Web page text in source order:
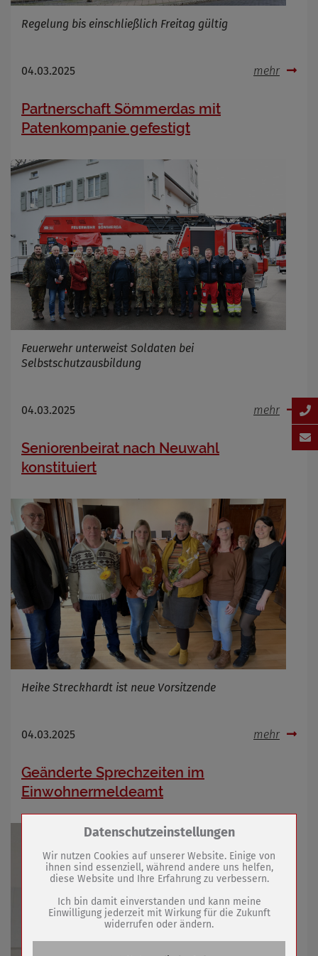
Regelung bis einschließlich Freitag gültig
04.03.2025 mehr
Partnerschaft Sömmerdas mit
Patenkompanie gefestigt
Feuerwehr unterweist Soldaten bei
Selbstschutzausbildung
04.03.2025 mehr
Seniorenbeirat nach Neuwahl
konstituiert
Heike Streckhardt ist neue Vorsitzende
04.03.2025 mehr
Geänderte Sprechzeiten im
Einwohnermeldeamt
Zum Betrieb der Seite notwendige Cookies /
Name
PHP Session Cookie
Anbieter
Eigentümer dieser Website (Wenko-
Wenselaar GmbH & Co. KG)
Absicherung Kontaktformular / SPAM
Datenschutzeinstellungen
Wir nutzen Cookies auf unserer Website. Einige von
ihnen sind essenziell, während andere uns helfen,
diese Website und Ihre Erfahrung zu verbessern.
Ich bin damit einverstanden und kann meine
Einwilligung jederzeit mit Wirkung für die Zukunft
widerrufen oder ändern.